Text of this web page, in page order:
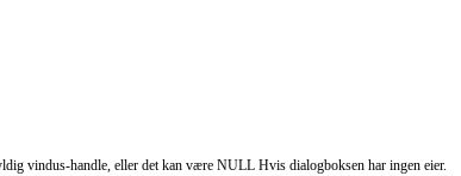
vindus-handle, eller det kan være NULL Hvis dialogboksen har ingen eier.